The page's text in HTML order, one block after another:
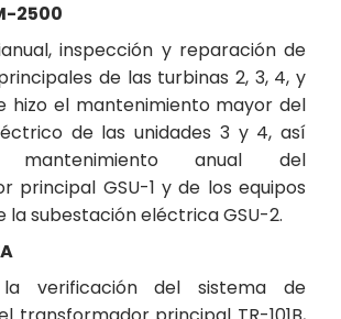
2500
inspección y reparación de
de las turbinas 2, 3, 4, y
hizo el mantenimiento mayor del
de las unidades 3 y 4, así
anual del
principal GSU-1 y de los equipos
la subestación eléctrica GSU-2.
verificación del sistema de